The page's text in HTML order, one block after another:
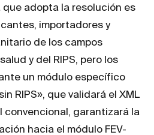
adopta la resolución es
importadores y
de los campos
y del RIPS, pero los
un módulo específico
RIPS», que validará el XML
garantizará la
hacia el módulo FEV-